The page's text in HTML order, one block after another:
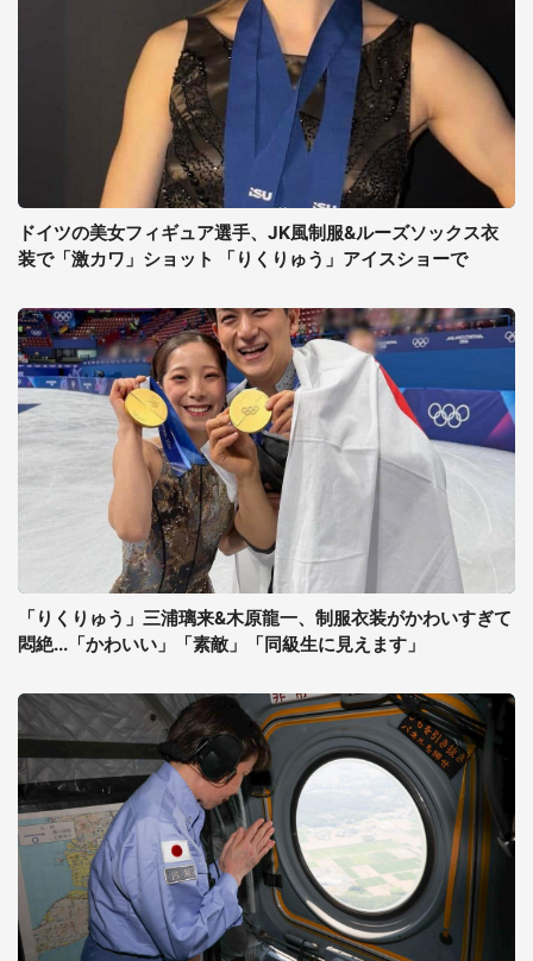
ドイツの美女フィギュア選手、JK風制服&ルーズソックス衣
装で「激カワ」ショット 「りくりゅう」アイスショーで
「りくりゅう」三浦璃来&木原龍一、制服衣装がかわいすぎて
悶絶...「かわいい」「素敵」「同級生に見えます」